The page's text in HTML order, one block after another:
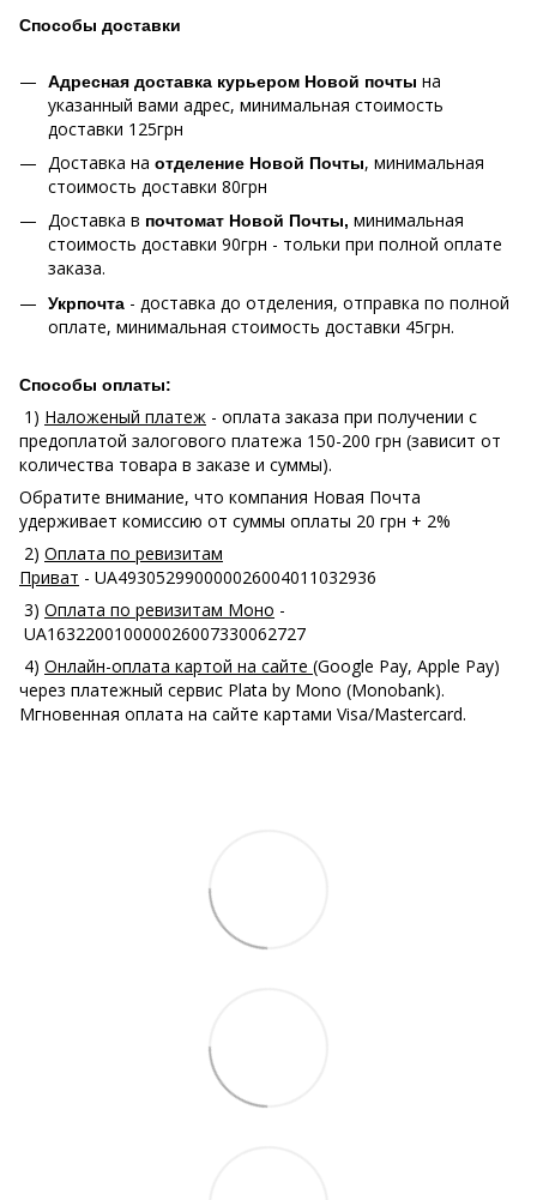
Способы доставки
Адресная доставка курьером Новой почты на
указанный вами адрес, минимальная стоимость
доставки 125грн
Доставка на отделение Новой Почты, минимальная
стоимость доставки 80грн
Доставка в почтомат Новой Почты, минимальная
стоимость доставки 90грн - тольки при полной оплате
заказа.
Укрпочта - доставка до отделения, отправка по полной
оплате, минимальная стоимость доставки 45грн.
Способы оплаты:
1) Наложеный платеж - оплата заказа при получении с
предоплатой залогового платежа 150-200 грн (зависит от
количества товара в заказе и суммы).
Обратите внимание, что компания Новая Почта
удерживает комиссию от суммы оплаты 20 грн + 2%
2) Оплата по ревизитам
Приват - UA493052990000026004011032936
3) Оплата по ревизитам Моно -
UA163220010000026007330062727
4) Онлайн-оплата картой на сайте (Google Pay, Apple Pay)
через платежный сервис Plata by Mono (Monobank).
Мгновенная оплата на сайте картами Visa/Mastercard.